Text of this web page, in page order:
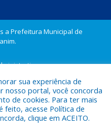
a Prefeitura Municipal de
sua experiência de
nosso portal, você concorda
de cookies. Para ter mais
feito, acesse Política de
clique em ACEITO.